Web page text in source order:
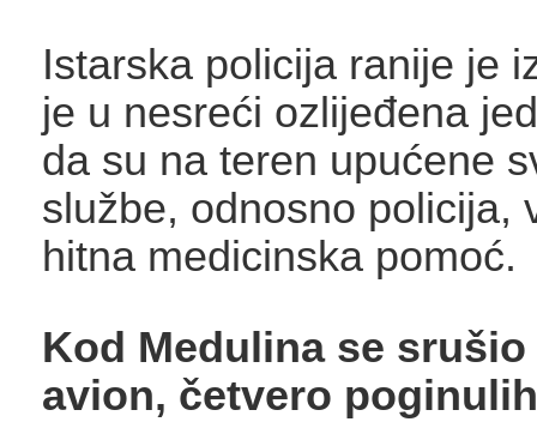
Istarska policija ranije je
je u nesreći ozlijeđena
da su na teren upućene
službe, odnosno policija,
hitna medicinska pomoć.
Kod Medulina se
avion, četvero poginulih